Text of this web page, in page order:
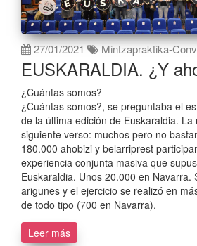
27/01/2021 Mintzapraktika-
EUSKARALDIA. ¿Y
¿Cuántas somos?
¿Cuántas somos?, se preguntaba el
de la última edición de Euskaraldia. La
siguiente verso: muchos pero no
180.000 ahobizi y belarriprest
experiencia conjunta masiva que
Euskaraldia. Unos 20.000 en Navarra.
arigunes y el ejercicio se realizó en
de todo tipo (700 en Navarra).
Leer más